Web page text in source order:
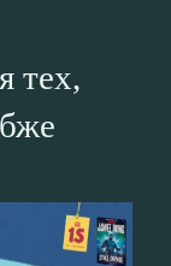
тех,